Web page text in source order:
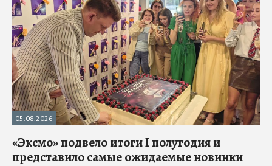
05.08.2026
«Эксмо» подвело итоги I полугодия и
представило самые ожидаемые новинки